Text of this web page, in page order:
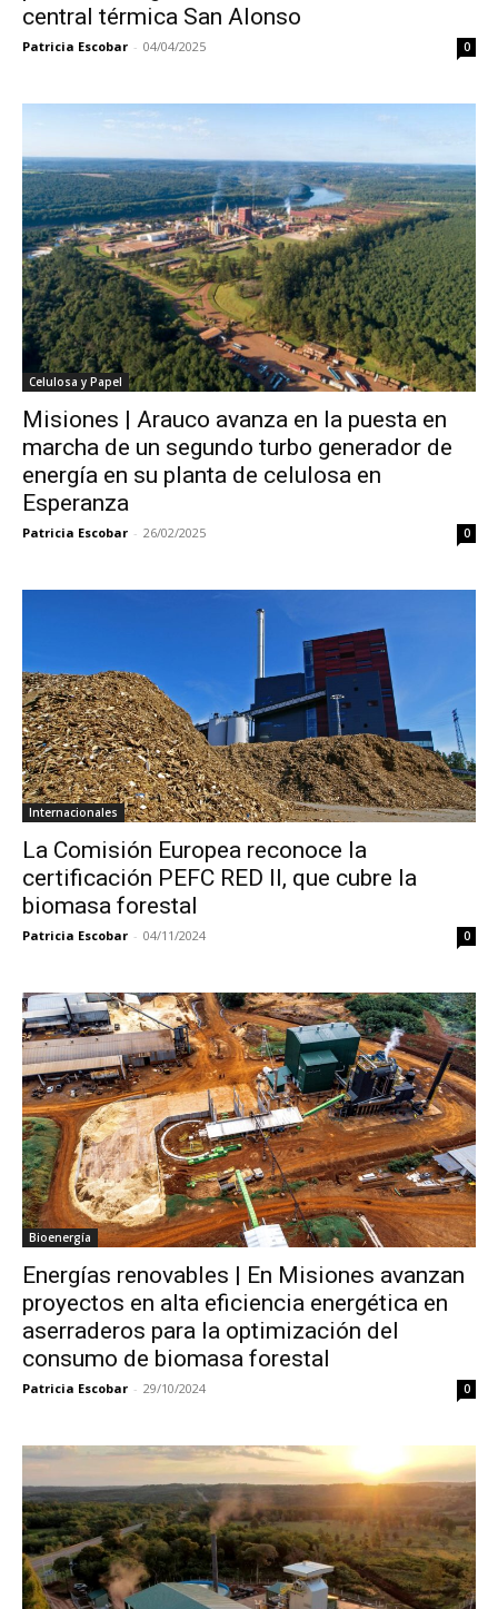
central térmica San Alonso
Patricia Escobar - 04/04/2025 0
Celulosa y Papel
Misiones | Arauco avanza en la puesta en
marcha de un segundo turbo generador de
energía en su planta de celulosa en
Esperanza
Patricia Escobar - 26/02/2025 0
Internacionales
La Comisión Europea reconoce la
certificación PEFC RED II, que cubre la
biomasa forestal
Patricia Escobar - 04/11/2024 0
Bioenergía
Energías renovables | En Misiones avanzan
proyectos en alta eficiencia energética en
aserraderos para la optimización del
consumo de biomasa forestal
Patricia Escobar - 29/10/2024 0